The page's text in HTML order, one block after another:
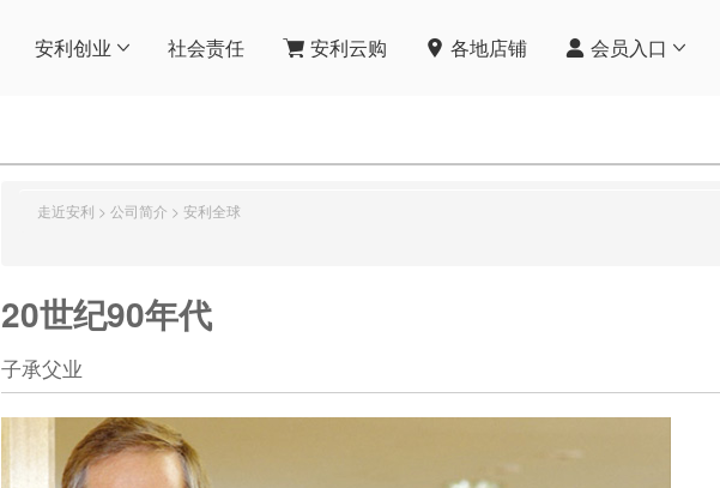
安利创业 社会责任 安利云购 各地店铺 会员入口
走近安利 >公司简介 >安利全球
20世纪90年代
子承父业